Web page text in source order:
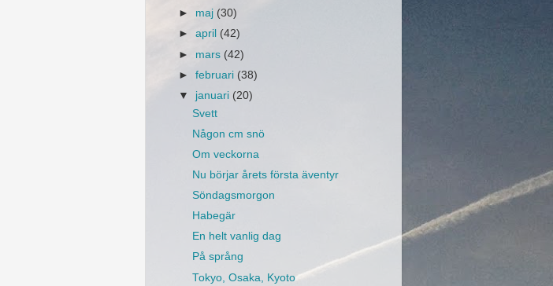
► maj (30)
►april (42)
► mars (42)
►februari (38)
▼ januari (20)
Svett
Någon cm snö
Om veckorna
Nu börjar årets första äventyr
Söndagsmorgon
Habegär
En helt vanlig dag
På språng
Tokyo, Osaka, Kyoto